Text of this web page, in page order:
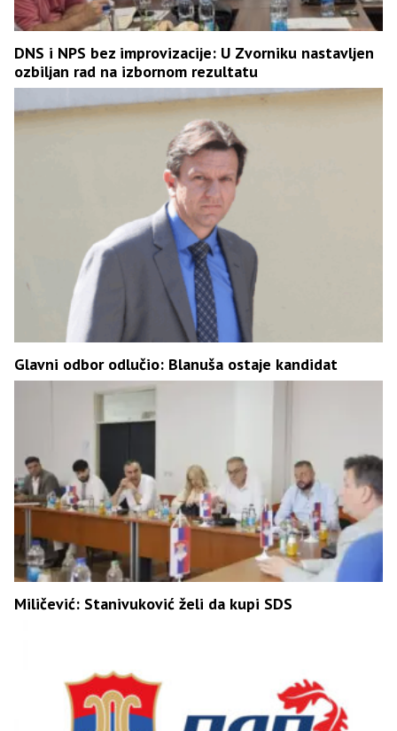
DNS i NPS bez improvizacije: U Zvorniku nastavljen
ozbiljan rad na izbornom rezultatu
Glavni odbor odlučio: Blanuša ostaje kandidat
Miličević: Stanivuković želi da kupi SDS